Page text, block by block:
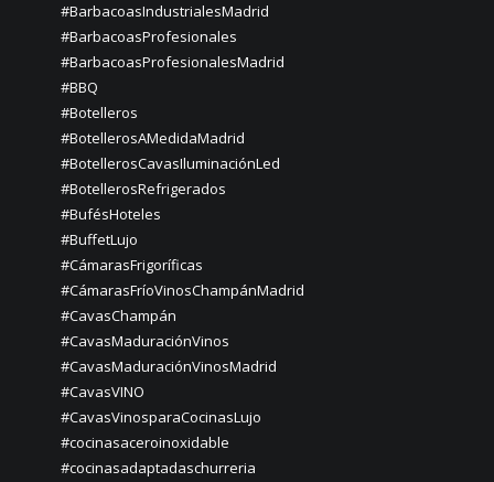
#BarbacoasIndustrialesMadrid
#BarbacoasProfesionales
#BarbacoasProfesionalesMadrid
#BBQ
#Botelleros
#BotellerosAMedidaMadrid
#BotellerosCavasIluminaciónLed
#BotellerosRefrigerados
#BufésHoteles
#BuffetLujo
#CámarasFrigoríficas
#CámarasFríoVinosChampánMadrid
#CavasChampán
#CavasMaduraciónVinos
#CavasMaduraciónVinosMadrid
#CavasVINO
#CavasVinosparaCocinasLujo
#cocinasaceroinoxidable
#cocinasadaptadaschurreria